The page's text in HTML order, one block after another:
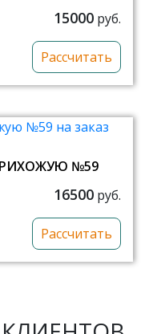
15000 руб.
Рассчитать
№59
16500 руб.
Рассчитать